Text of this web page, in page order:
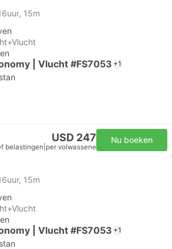
15m
| Vlucht #FS7053 +1
USD 247
belastingen per volwassene
Nu boeken
15m
| Vlucht #FS7053 +1